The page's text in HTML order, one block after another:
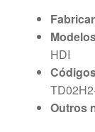
HDI
Outros